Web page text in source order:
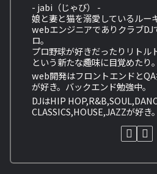
- jabi（じゃび） -
娘と妻と猫を溺愛しているルー
webエンジニアでありクラブDJ
ロ。
プロ野球が好きだったりリトル
という新たな趣味に目覚めたり。
web開発はフロントエンドと
が好き。バックエンド勉強中。
DJはHIP
CLASSICS,HOUSE,JAZZが好き。